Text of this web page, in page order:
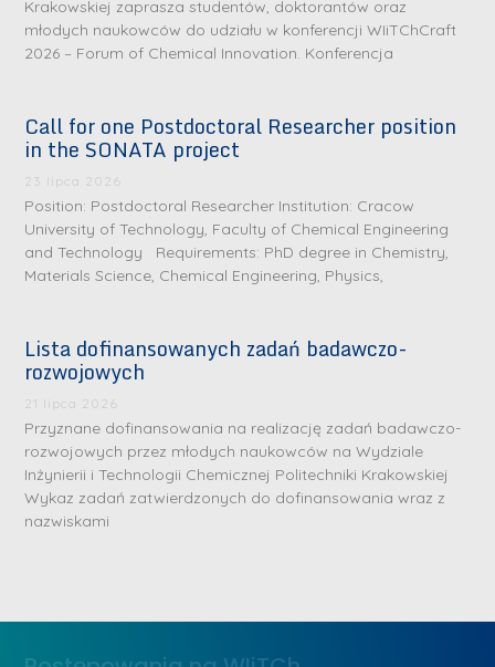
Krakowskiej zaprasza studentów, doktorantów oraz
młodych naukowców do udziału w konferencji WIiTChCraft
2026 – Forum of Chemical Innovation. Konferencja
Call for one Postdoctoral Researcher position
in the SONATA project
23 lipca 2026
Position: Postdoctoral Researcher Institution: Cracow
University of Technology, Faculty of Chemical Engineering
and Technology Requirements: PhD degree in Chemistry,
Materials Science, Chemical Engineering, Physics,
Lista dofinansowanych zadań badawczo-
rozwojowych
21 lipca 2026
Przyznane dofinansowania na realizację zadań badawczo-
rozwojowych przez młodych naukowców na Wydziale
Inżynierii i Technologii Chemicznej Politechniki Krakowskiej
Wykaz zadań zatwierdzonych do dofinansowania wraz z
nazwiskami
S
r
e
b
r
n
d
a
D
ż